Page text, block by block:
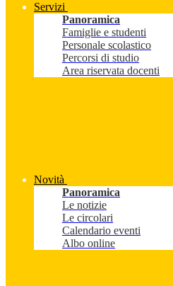
Servizi
Panoramica
Famiglie e studenti
Personale scolastico
Percorsi di studio
Area riservata docenti
Novità
Panoramica
Le notizie
Le circolari
Calendario eventi
Albo online